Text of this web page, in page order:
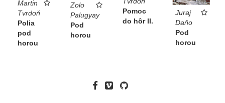
Zolo
Palugyay
Pod
horou
Pomoc
do hôr II.
Martin
Tvrdoň
Polia
pod
horou
Juraj
Daňo
Pod
horou